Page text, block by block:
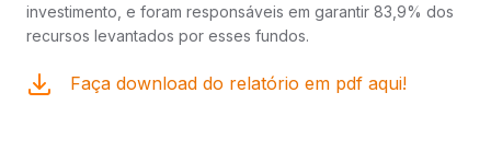
investimento, e foram responsáveis em garantir 83,9% dos
recursos levantados por esses fundos.
Faça download do relatório em pdf aqui!